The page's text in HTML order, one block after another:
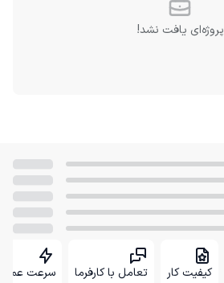
پروژه‌ای یافت نشد!
کیفیت کار تعامل با کارفرما سرعت عمل